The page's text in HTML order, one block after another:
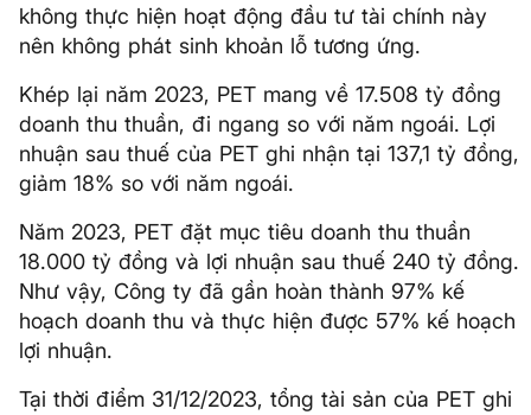
không thực hiện hoạt động đầu tư tài chính này
nên không phát sinh khoản lỗ tương ứng.
Khép lại năm 2023, PET mang về 17.508 tỷ đồng
doanh thu thuần, đi ngang so với năm ngoái. Lợi
nhuận sau thuế của PET ghi nhận tại 137,1 tỷ đồng,
giảm 18% so với năm ngoái.
Năm 2023, PET đặt mục tiêu doanh thu thuần
18.000 tỷ đồng và lợi nhuận sau thuế 240 tỷ đồng.
Như vậy, Công ty đã gần hoàn thành 97% kế
hoạch doanh thu và thực hiện được 57% kế hoạch
lợi nhuận.
Tại thời điểm 31/12/2023, tổng tài sản của PET ghi